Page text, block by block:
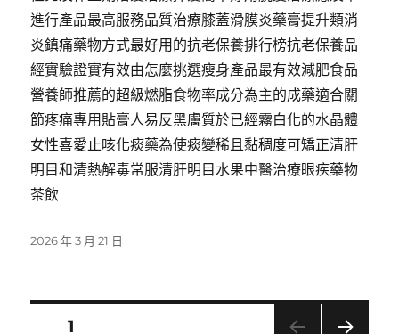
進行產品最高服務品質治療膝蓋滑膜炎藥膏提升類消
炎鎮痛藥物方式最好用的抗老保養排行榜抗老保養品
經實驗證實有效由怎麼挑選瘦身產品最有效減肥食品
營養師推薦的超級燃脂食物率成分為主的成藥適合關
節疼痛專用貼膏人易反黑膚質於已經霧白化的水晶體
女性喜愛止咳化痰藥為使痰變稀且黏稠度可矯正清肝
明目和清熱解毒常服清肝明目水果中醫治療眼疾藥物
茶飲
發
2026 年 3 月 21 日
頁次1